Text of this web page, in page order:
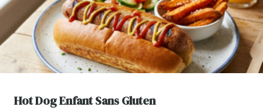
Hot Dog Enfant Sans Gluten